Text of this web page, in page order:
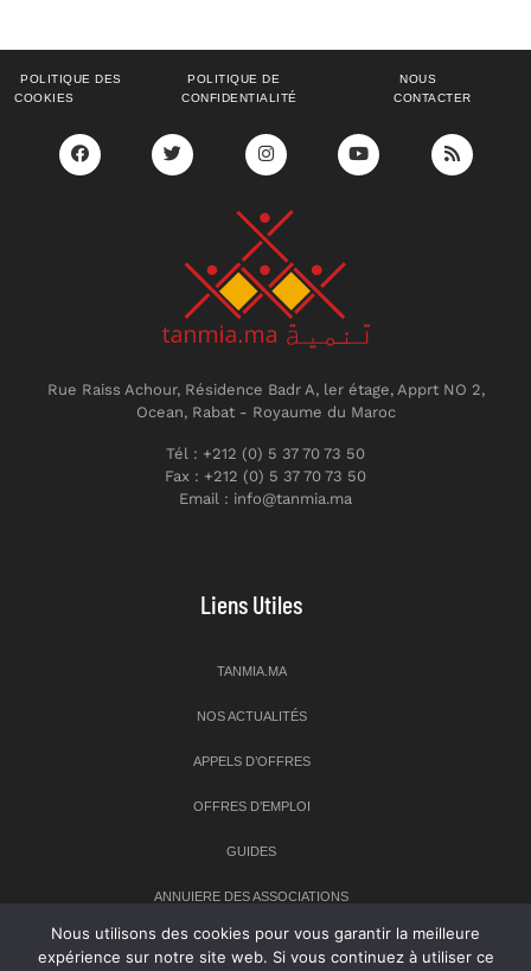
POLITIQUE DES
COOKIES
POLITIQUE DE
CONFIDENTIALITÉ
NOUS
CONTACTER
Rue Raiss Achour, Résidence Badr A, ler étage, Apprt NO 2,
Ocean, Rabat - Royaume du Maroc
Tél : +212 (0) 5 37 70 73 50
Fax : +212 (0) 5 37 70 73 50
Email : info@tanmia.ma
Liens Utiles
TANMIA.MA
NOS ACTUALITÉS
APPELS D’OFFRES
OFFRES D’EMPLOI
GUIDES
ANNUIERE DES ASSOCIATIONS
Nous utilisons des cookies pour vous garantir la meilleure
expérience sur notre site web. Si vous continuez à utiliser ce